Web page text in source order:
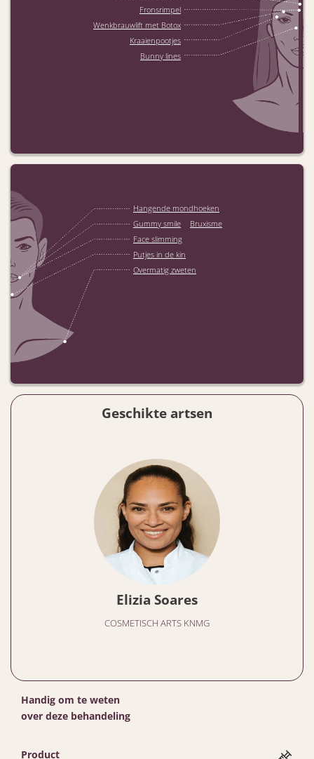
Fronsrimpel
Wenkbrauwlift met Botox
Kraaienpootjes
Bunny lines
Hangende mondhoeken
Gummy smile
Bruxisme
Face slimming
Putjes in de kin
Overmatig zweten
Geschikte artsen
Elizia Soares
COSMETISCH ARTS KNMG
Handig om te weten
over deze behandeling
Product